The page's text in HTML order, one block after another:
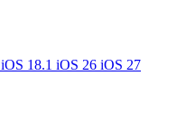
iOS 18.1 iOS 26 iOS 27